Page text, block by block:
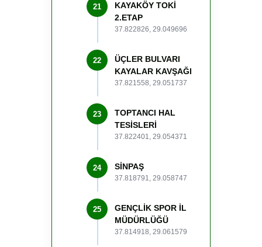
21
KAYAKÖY TOKİ
2.ETAP
37.822826, 29.049696
22
ÜÇLER BULVARI
KAYALAR KAVŞAĞI
37.821558, 29.051737
23
TOPTANCI HAL
TESİSLERİ
37.822401, 29.054371
24 SİNPAŞ
37.818791, 29.058747
25
GENÇLİK SPOR İL
MÜDÜRLÜĞÜ
37.814918, 29.061579